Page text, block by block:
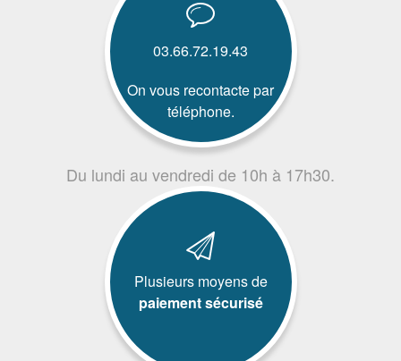
03.66.72.19.43
On vous recontacte par
téléphone.
Du lundi au vendredi de 10h à 17h30.
Plusieurs moyens de
paiement sécurisé